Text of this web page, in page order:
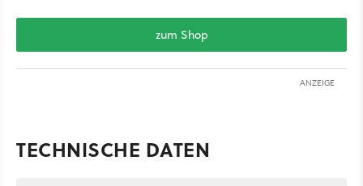
zum Shop
ANZEIGE
TECHNISCHE DATEN